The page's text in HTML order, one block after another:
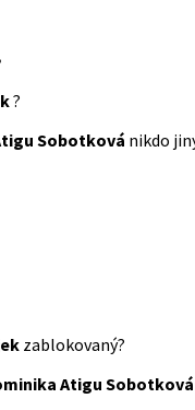
?
Sobotková nikdo
zablokovaný?
Atigu Sobotková